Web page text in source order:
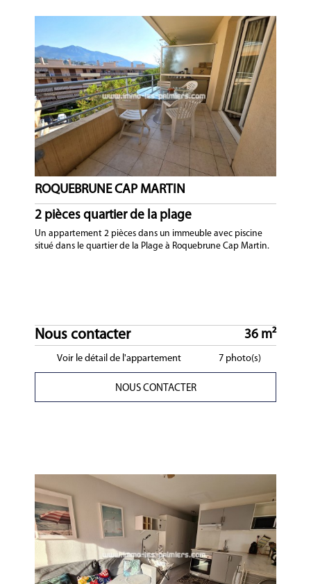
ROQUEBRUNE CAP MARTIN
2 pièces quartier de la plage
Un appartement 2 pièces dans un immeuble avec piscine
situé dans le quartier de la Plage à Roquebrune Cap Martin.
Nous contacter 36 m²
Voir le détail de l'appartement 7 photo(s)
NOUS CONTACTER